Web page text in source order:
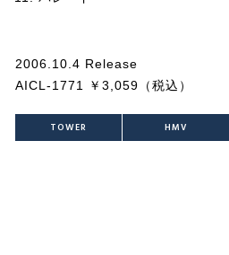
2006.10.4 Release
AICL-1771 ￥3,059（税込）
TOWER HMV